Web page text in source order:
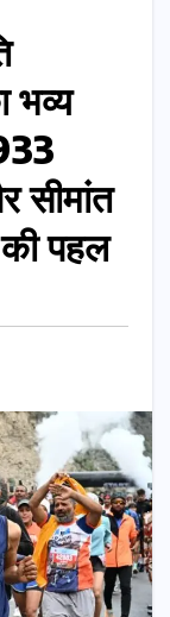
भव्य
सीमांत
पहल